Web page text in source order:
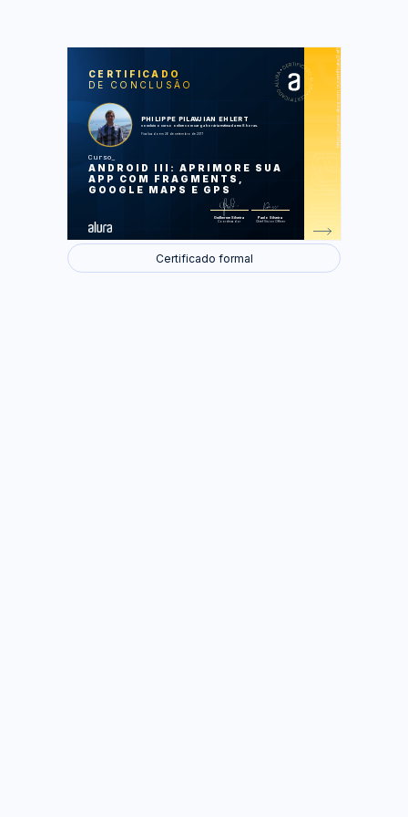
CERTIFICADO
DE CONCLUSÃO
PHILIPPE PILAVJIAN EHLERT
concluiu o curso online com carga horária estimada em 8 horas.
Finalizado em 26 de setembro de 2017
Curso
ANDROID III: APRIMORE SUA
APP COM FRAGMENTS,
GOOGLE MAPS E GPS
Guilherme Silveira
Coordenador
Paulo Silveira
Chief Vision Officer
https://cursos.alura.com.br/certificate/2efb3331-99b0-47da-9b38-4fb8ad27e59f
LAS
Lidando com telas de tamanhos
diferentes
Trabalhando com mapas
Certificado formal